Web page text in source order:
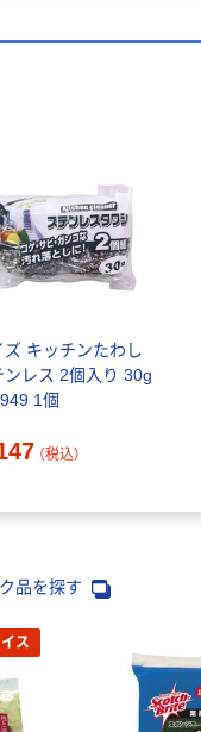
ズ キッチンたわし
ンレス 2個入り 30g
1個
（税込）
品を探す
ス